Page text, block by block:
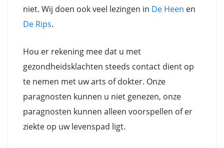
niet. Wij doen ook veel lezingen in De Heen en
De Rips.
Hou er rekening mee dat u met
gezondheidsklachten steeds contact dient op
te nemen met uw arts of dokter. Onze
paragnosten kunnen u niet genezen, onze
paragnosten kunnen alleen voorspellen of er
ziekte op uw levenspad ligt.